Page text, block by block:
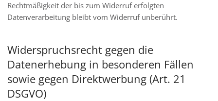
Rechtmäßigkeit der bis zum Widerruf erfolgten
Datenverarbeitung bleibt vom Widerruf unberührt.
Widerspruchsrecht gegen die
Datenerhebung in besonderen Fällen
sowie gegen Direktwerbung (Art. 21
DSGVO)